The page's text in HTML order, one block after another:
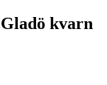
kvarn